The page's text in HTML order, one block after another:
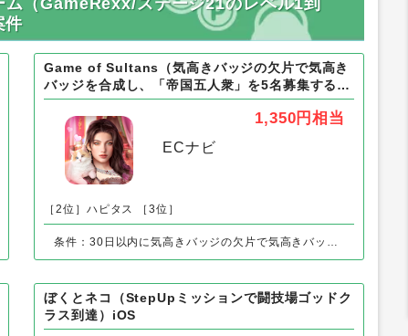
（GameRexx/ステージ21のレベル1到
Game of Sultans（気高きバッジの欠片で気高き
バッジを合成し、「帝国五人衆」を5名募集する）
Android
ECナビ
［2位］ハピタス ［3位］